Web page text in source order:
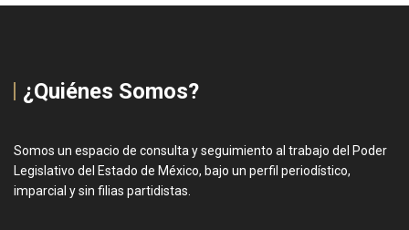
¿Quiénes Somos?
Somos un espacio de consulta y seguimiento al trabajo del Poder
Legislativo del Estado de México, bajo un perfil periodístico,
imparcial y sin filias partidistas.